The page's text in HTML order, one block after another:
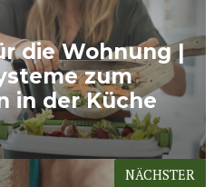
die Wohnung |
zum
in der Küche
NÄCHSTER